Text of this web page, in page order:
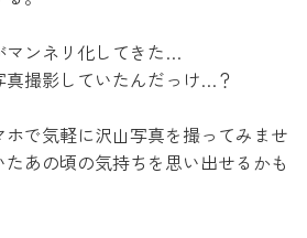
マンネリ化してきた…
撮影していたんだっけ…？
で気軽に沢山写真を撮ってみませ
あの頃の気持ちを思い出せるかも